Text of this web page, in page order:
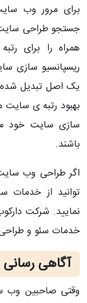
برای مرور وب
جستجو طراحی سایت
همراه را برای
ریسپانسیو سازی
یک اصل تبدیل شده
بهبود رتبه ی
سازی سایت خود می
باشند.
اگر طراحی وب
توانید از خدمات
خدمات سئو و
آگاهی رسانی
وقتی صاحبین وب